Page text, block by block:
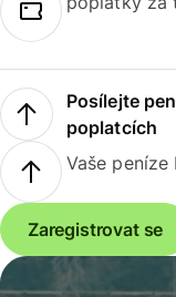
Posílejte
poplatcích
Vaše
Zaregistrovat se